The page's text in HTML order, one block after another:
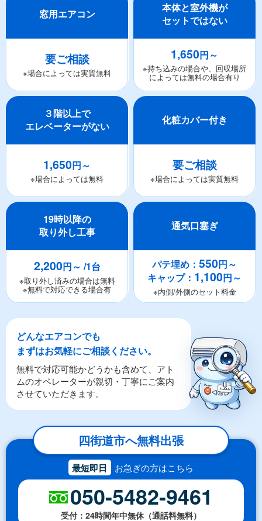
窓用エアコン
要ご相談
※場合によっては実質無料
本体と室外機が
セットではない
1,650円～
※持ち込みの場合や、回収場所
によっては無料の場合有り
３階以上で
エレベーターがない
1,650円～
※場合によっては無料
化粧カバー付き
要ご相談
※場合によっては実質無料
19時以降の
取り外し工事
2,200円～ /1台
※取り外し済みの場合は無料
※無料で対応できる場合有
通気口塞ぎ
パテ埋め：550円～
キャップ： 1,100円～
※内側/外側のセット料金
どんなエアコンでも
まずはお気軽にご相談ください。
無料で対応可能かどうかも含めて、アト
ムのオペレーターが親切・丁寧にご案内
させていただきます。
四街道市へ無料出張
最短即日 お急ぎの方はこちら
050-5482-9461
受付：24時間年中無休（通話料無料）